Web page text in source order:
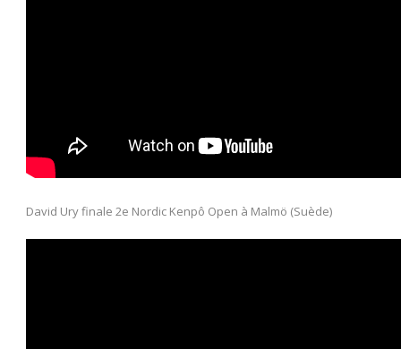
David Ury finale 2e Nordic Kenpô Open à Malmö (Suède)